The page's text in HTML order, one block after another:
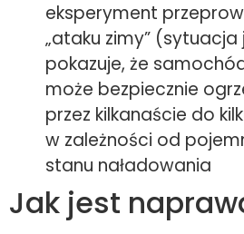
eksperyment
„ataku zimy” (sytuacja
pokazuje, że
może bezpiecznie
przez kilkanaście do
w zależności od
stanu naładowania
Jak jest